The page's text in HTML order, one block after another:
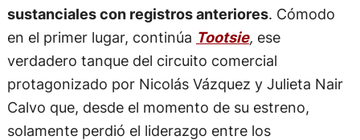
sustanciales con registros anteriores. Cómodo
en el primer lugar, continúa Tootsie, ese
verdadero tanque del circuito comercial
protagonizado por Nicolás Vázquez y Julieta Nair
Calvo que, desde el momento de su estreno,
solamente perdió el liderazgo entre los